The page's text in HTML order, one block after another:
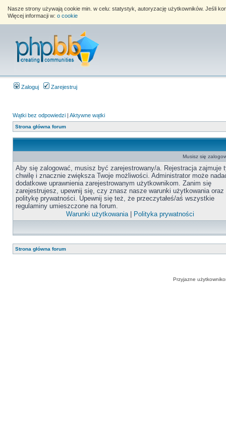
Nasze strony używają cookie min. w celu: statystyk, autoryzację użytkowników. Jeśli
Więcej informacji w: o cookie
Zaloguj Zarejestruj
Wątki bez odpowiedzi | Aktywne wątki
Strona główna forum
Musisz się
Aby się zalogować, musisz być zarejestrowany/a. Rejestracja zajmuje
chwilę i znacznie zwiększa Twoje możliwości. Administrator może
dodatkowe uprawnienia zarejestrowanym użytkownikom. Zanim się
zarejestrujesz, upewnij się, czy znasz nasze warunki użytkowania oraz
politykę prywatności. Upewnij się też, że przeczytałeś/aś wszystkie
regulaminy umieszczone na forum.
Warunki użytkowania| Polityka prywatności
Strona główna forum
Przyjazne